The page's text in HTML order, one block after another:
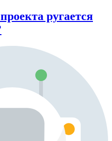
ругается